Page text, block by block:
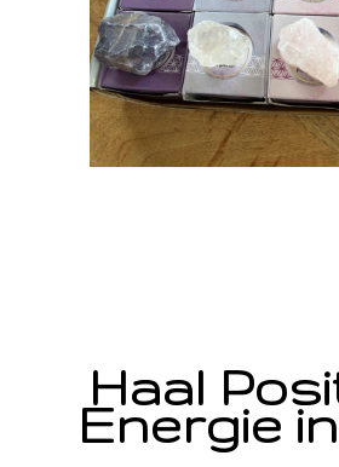
Haal
Energie